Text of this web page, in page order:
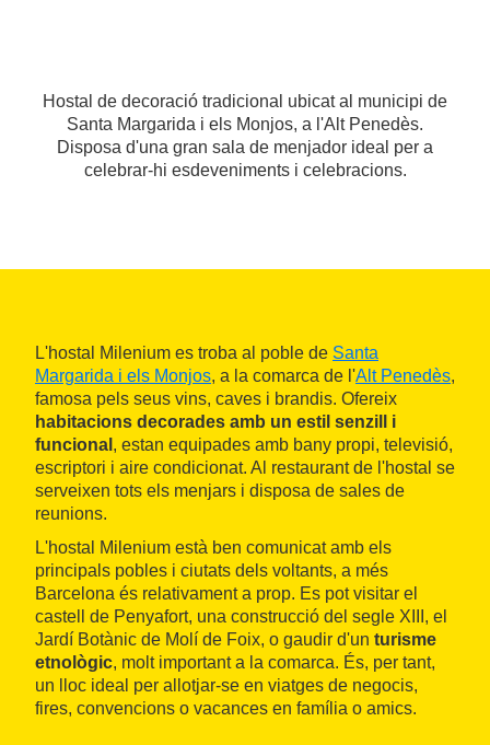
Hostal de decoració tradicional ubicat al municipi de
Santa Margarida i els Monjos, a l'Alt Penedès.
Disposa d'una gran sala de menjador ideal per a
celebrar-hi esdeveniments i celebracions.
L'hostal Milenium es troba al poble de Santa
Margarida i els Monjos, a la comarca de l'Alt Penedès,
famosa pels seus vins, caves i brandis. Ofereix
habitacions decorades amb un estil senzill i
funcional , estan equipades amb bany propi, televisió,
escriptori i aire condicionat. Al restaurant de l'hostal se
serveixen tots els menjars i disposa de sales de
reunions.
L'hostal Milenium està ben comunicat amb els
principals pobles i ciutats dels voltants, a més
Barcelona és relativament a prop. Es pot visitar el
castell de Penyafort, una construcció del segle XIII, el
Jardí Botànic de Molí de Foix, o gaudir d'un turisme
etnològic, molt important a la comarca. És, per tant,
un lloc ideal per allotjar-se en viatges de negocis,
fires, convencions o vacances en família o amics.